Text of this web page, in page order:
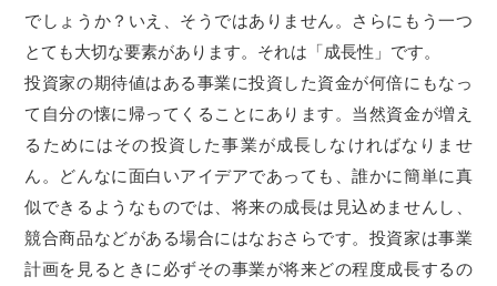
でしょうか？いえ、そうではありません。さらにもう一つ
とても大切な要素があります。それは「成長性」です。
投資家の期待値はある事業に投資した資金が何倍にもなっ
て自分の懐に帰ってくることにあります。当然資金が増え
るためにはその投資した事業が成長しなければなりませ
ん。どんなに面白いアイデアであっても、誰かに簡単に真
似できるようなものでは、将来の成長は見込めませんし、
競合商品などがある場合にはなおさらです。投資家は事業
計画を見るときに必ずその事業が将来どの程度成長するの